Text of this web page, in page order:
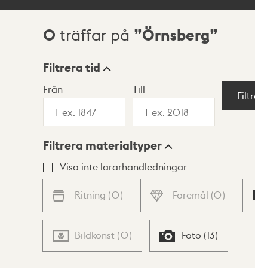
Sökresultat
0 träffar på Örnsberg
Visningsläge
Lista Karta
Filtrera tid
Från Till
Filtrera materialtyper
Visa inte lärarhandledningar
Ritning (0) Föremål (0)
Bildkonst (0) Foto (13)